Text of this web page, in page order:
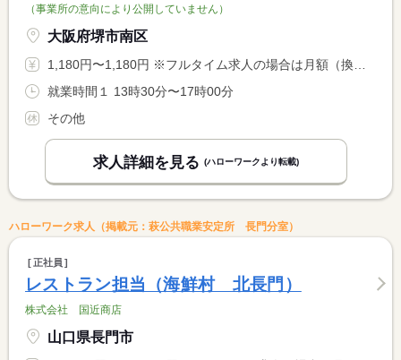
（事業所の意向により公開していません）
大阪府堺市南区
1,180円〜1,180円 ※フルタイム求人の場合は月額（換算額）、パート求人の場合は時間額を表示しています。
就業時間１ 13時30分〜17時00分
その他
求人詳細を見る (ハローワークより転載)
ハローワーク求人（掲載元：萩公共職業安定所 長門分室）
正社員
レストラン担当（海鮮村 北長門）
株式会社 国近商店
山口県長門市